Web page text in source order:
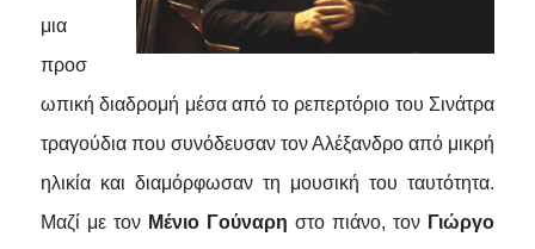
μια
προσ
ωπική διαδρομή μέσα από το ρεπερτόριο του Σινάτρα
τραγούδια που συνόδευσαν τον Αλέξανδρο από μικρή
ηλικία και διαμόρφωσαν τη μουσική του ταυτότητα.
Μαζί με τον Μένιο Γούναρη στο πιάνο, τον Γιώργο